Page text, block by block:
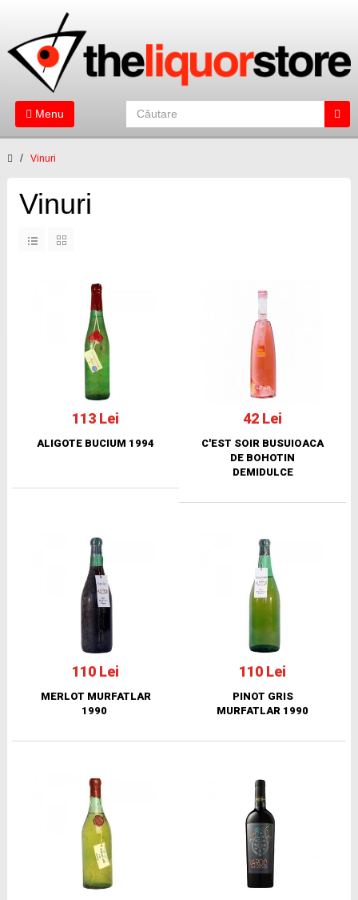
Menu
Vinuri
Vinuri
113 Lei
ALIGOTE BUCIUM 1994
42 Lei
C'EST SOIR BUSUIOACA
DE BOHOTIN
DEMIDULCE
110 Lei
MERLOT MURFATLAR
1990
110 Lei
PINOT GRIS
MURFATLAR 1990